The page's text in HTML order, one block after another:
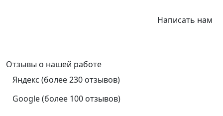
Написать нам
Отзывы о нашей работе
Яндекс (более 230 отзывов)
Google (более 100 отзывов)